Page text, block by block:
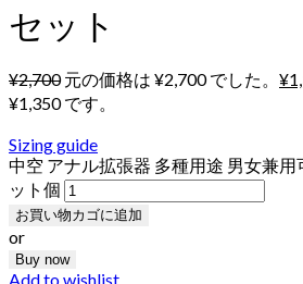
セット
¥2,700 元の価格は ¥2,700 でした。 ¥
¥1,350 です。
Sizing guide
中空 アナル拡張器 多種用途 男女兼
ット個
お買い物カゴに追加
or
Buy now
Add to wishlist